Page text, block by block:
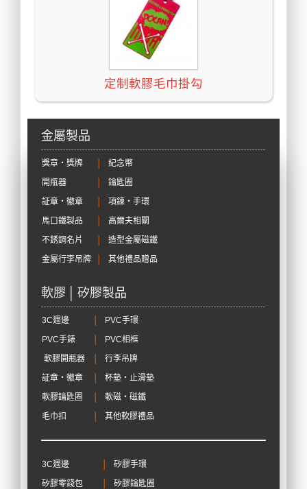
定制軟膠毛巾掛勾
金屬製品
獎章‧獎牌
紀念幣
開瓶器
鑰匙圈
証章‧徽章
項鍊‧手環
馬口鐵製品
高爾夫相關
不銹鋼名片
造型金屬磁鐵
金屬行李吊牌
其他禮品贈品
軟膠 │ 矽膠製品
3C週邊
PVC手環
PVC手錶
PVC相框
軟膠開瓶器
行李吊牌
証章‧徽章
杯墊‧止滑墊
軟膠鑰匙圈
軟磁‧磁鐵
毛巾扣
其他軟膠禮品
3C週邊
矽膠手環
矽膠零錢包
矽膠鑰匙圈